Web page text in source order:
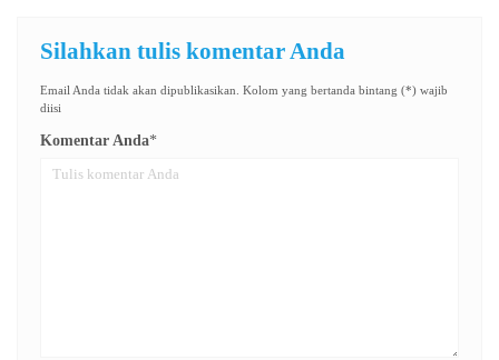
Silahkan tulis komentar Anda
Email Anda tidak akan dipublikasikan. Kolom yang bertanda bintang (*) wajib
diisi
Komentar Anda*